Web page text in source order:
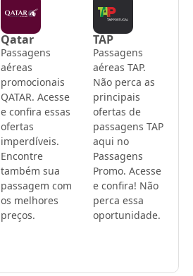
Qatar
Passagens
aéreas
promocionais
QATAR. Acesse
e confira essas
ofertas
imperdíveis.
Encontre
também sua
passagem com
os melhores
preços.
TAP
Passagens
aéreas TAP.
Não perca as
principais
ofertas de
passagens TAP
aqui no
Passagens
Promo. Acesse
e confira! Não
perca essa
oportunidade.